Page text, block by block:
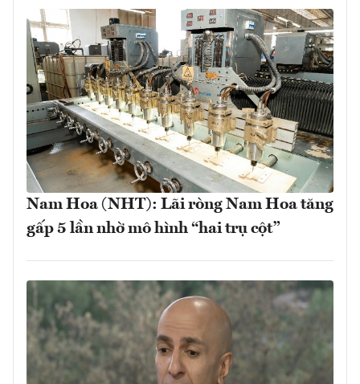
Nam Hoa (NHT): Lãi ròng Nam Hoa tăng
gấp 5 lần nhờ mô hình “hai trụ cột”